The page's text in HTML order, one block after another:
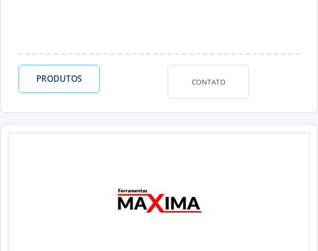
PRODUTOS CONTATO